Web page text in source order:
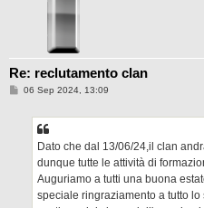
Re: reclutamento clan
P06 Sep 2024, 13:09
Dato che dal 13/06/24,il clan
dunque tutte le attività di
Auguriamo a tutti una buona
speciale ringraziamento a tutto